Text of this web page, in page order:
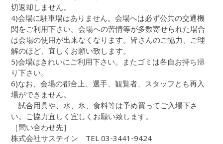
切返却しません。
4)会場に駐車場はありません。会場へは必ず公共の交通機
関をご利用下さい。会場への苦情等が多数寄せられた場合
は会場の使用が出来なくなります。皆さんのご協力、ご理
解のほど、宜しくお願い致します。
5)会場はきれいにご利用下さい。またゴミは各自お持ち帰
り下さい。
6)なお、会場の都合上、選手、観覧者、スタッフとも再入
場ができません。
試合用具や、水、氷、食料等は予め買ってご入場下さ
い。ご協力宜しく宜しくお願い致します。
［問い合わせ先］
株式会社サステイン TEL 03-3441-9424